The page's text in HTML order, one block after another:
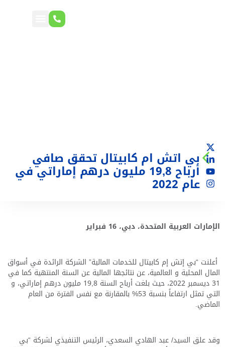
بي اتش ام كابيتال تحقق صافي
أرباح 19,8 مليون درهم إماراتي في
عام 2022
الإمارات العربية المتحدة، دبي، 16 فبراير
أعلنت “بي إتش إم كابيتال للخدمات المالية” الشركة الرائدة في أسواق
المال المحلية و العالمية، عن نتائجها المالية عن السنة المنتهية كما في
31ديسمبر 2022، حيث بلغت أرباح السنة 19,8 مليون درهم إماراتي، و
التي تمثل ارتفاعاً بنسبة % بالمقارنة مع نفس الفترة من العام
الماضي.
وقد علق السيد/ عبد الهادي السعدي، الرئيس التنفيذي لشركة “بي